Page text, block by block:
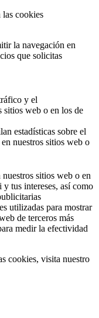
las cookies
la navegación en
que solicitas
y el
sitios web o en los de
estadísticas sobre el
nuestros sitios web o
sitios web o en
y tus intereses, así como
utilizadas para mostrar
de terceros más
medir la efectividad
cookies, visita nuestro